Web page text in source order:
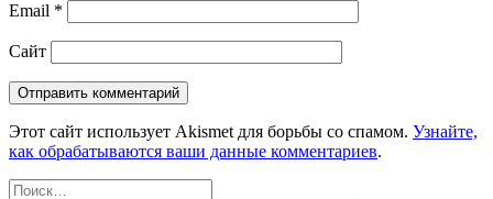
Email *
Сайт
Этот сайт использует Akismet для борьбы со спамом. Узнайте,
как обрабатываются ваши данные комментариев.
Найти: